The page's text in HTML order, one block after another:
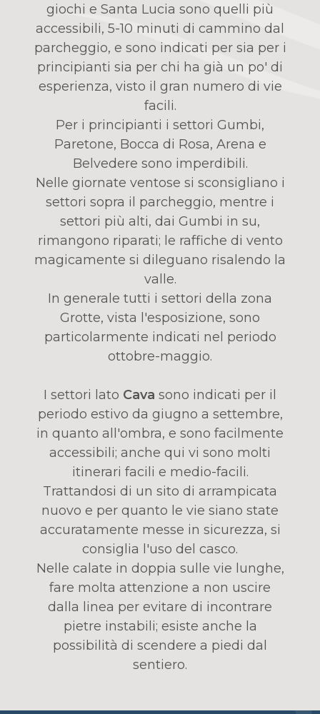
giochi e Santa Lucia sono quelli più
accessibili, 5-10 minuti di cammino dal
parcheggio, e sono indicati per sia per i
principianti sia per chi ha già un po' di
esperienza, visto il gran numero di vie
facili.
Per i principianti i settori Gumbi,
Paretone, Bocca di Rosa, Arena e
Belvedere sono imperdibili.
Nelle giornate ventose si sconsigliano i
settori sopra il parcheggio, mentre i
settori più alti, dai Gumbi in su,
rimangono riparati; le raffiche di vento
magicamente si dileguano risalendo la
valle.
In generale tutti i settori della zona
Grotte, vista l'esposizione, sono
particolarmente indicati nel periodo
ottobre-maggio.
I settori lato Cava sono indicati per il
periodo estivo da giugno a settembre,
in quanto all'ombra, e sono facilmente
accessibili; anche qui vi sono molti
itinerari facili e medio-facili.
Trattandosi di un sito di arrampicata
nuovo e per quanto le vie siano state
accuratamente messe in sicurezza, si
consiglia l'uso del casco.
Nelle calate in doppia sulle vie lunghe,
fare molta attenzione a non uscire
dalla linea per evitare di incontrare
pietre instabili; esiste anche la
possibilità di scendere a piedi dal
sentiero.